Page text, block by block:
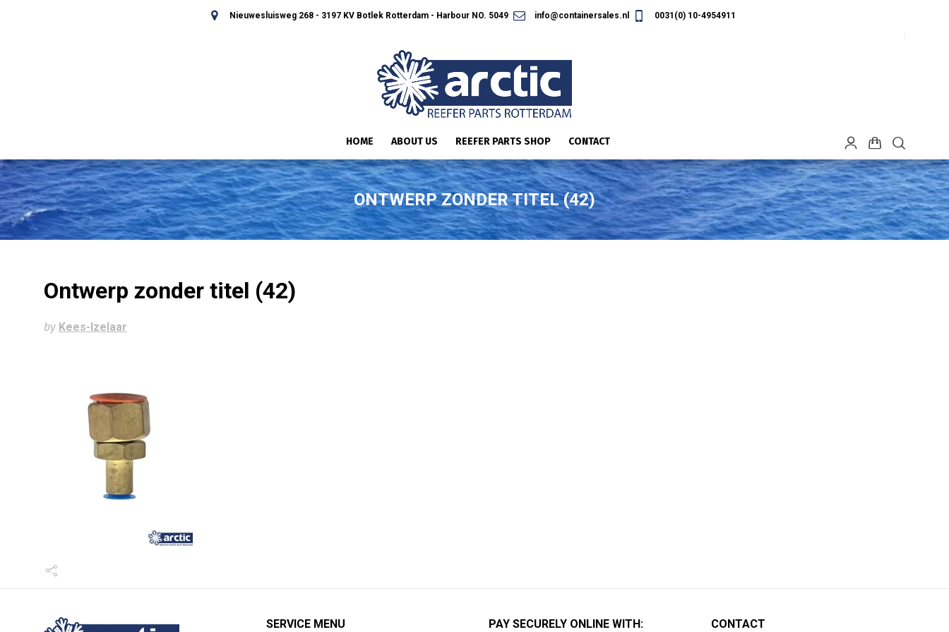
Nieuwesluisweg 268 - 3197 KV Botlek Rotterdam - Harbour NO. 5049 info@containersales.nl 0031(0) 10-4954911
HOME ABOUT US REEFER PARTS SHOP CONTACT
ONTWERP ZONDER TITEL (42)
Ontwerp zonder titel (42)
by Kees-Izelaar
SERVICE MENU PAY SECURELY ONLINE WITH: CONTACT